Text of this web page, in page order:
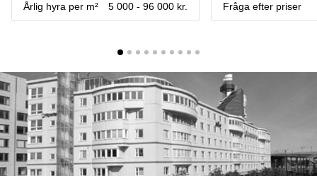
Malmö
Lediga
lokaler
Hisingen
Lediga
lokaler
Hägersten
Årlig hyra per m²
5 000 - 96 000 kr.
Fråga efter priser